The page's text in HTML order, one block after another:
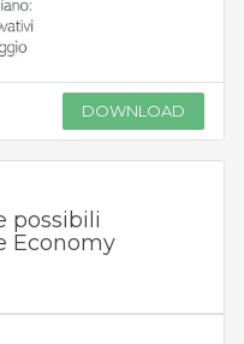
DOWNLOAD
possibili
Economy